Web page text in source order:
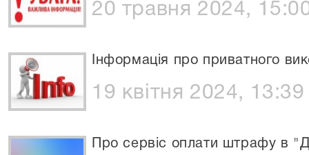
20 травня 2024,
Інформація про приватного
19 квітня 2024, 13:39
Про сервіс оплати штрафу в